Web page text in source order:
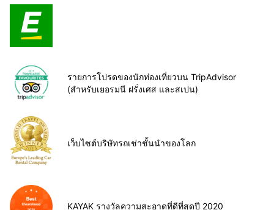
รายการโปรดของนักท่องเที่ยวบน TripAdvisor
(สำหรับเยอรมนี ฝรั่งเศส และสเปน)
เว็บไซต์บริษัทรถเช่าชั้นนำของโลก
KAYAK รางวัลความสะอาดที่ดีที่สุดปี 2020